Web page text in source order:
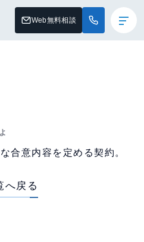
Web無料相談
合意内容を定める契約。
へ戻る